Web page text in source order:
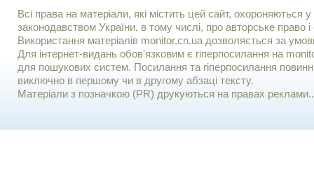
Всі права на матеріали, які містить цей сайт, охороняються у
законодавством України, в тому числі, про авторське право і
Використання матерiалiв monitor.cn.ua дозволяється за
Для iнтернет-видань обов'язковим є гiперпосилання на
для пошукових систем. Посилання та гіперпосилання
виключно в першому чи в другому абзаці тексту.
Матеріали з позначкою (PR) друкуються на правах реклами..